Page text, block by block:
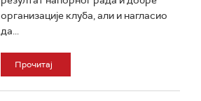
организације клуба, али и нагласио
да...
Прочитај